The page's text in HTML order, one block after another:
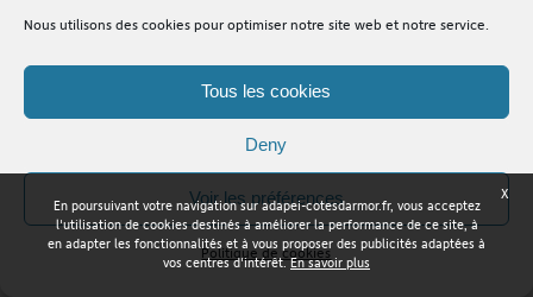
Nous utilisons des cookies pour optimiser notre site web et notre service.
Tous les cookies
Deny
Voir les préférences
Politique de cookies
Adapei Nouelles Côtes d'Armor © Tous droits réservés
Mentions légales Plan du site
X
En poursuivant votre navigation sur adapei-cotesdarmor.fr, vous acceptez
l'utilisation de cookies destinés à améliorer la performance de ce site, à
en adapter les fonctionnalités et à vous proposer des publicités adaptées à
vos centres d'intérêt.En savoir plus